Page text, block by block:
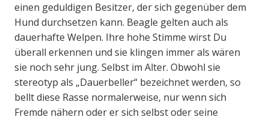
einen geduldigen Besitzer, der sich gegenüber dem
Hund durchsetzen kann. Beagle gelten auch als
dauerhafte Welpen. Ihre hohe Stimme wirst Du
überall erkennen und sie klingen immer als wären
sie noch sehr jung. Selbst im Alter. Obwohl sie
stereotyp als „Dauerbeller“ bezeichnet werden, so
bellt diese Rasse normalerweise, nur wenn sich
Fremde nähern oder er sich selbst oder seine